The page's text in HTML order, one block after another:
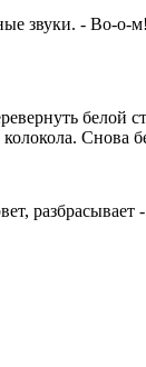
звуки. - Во-о-
белой
Снова